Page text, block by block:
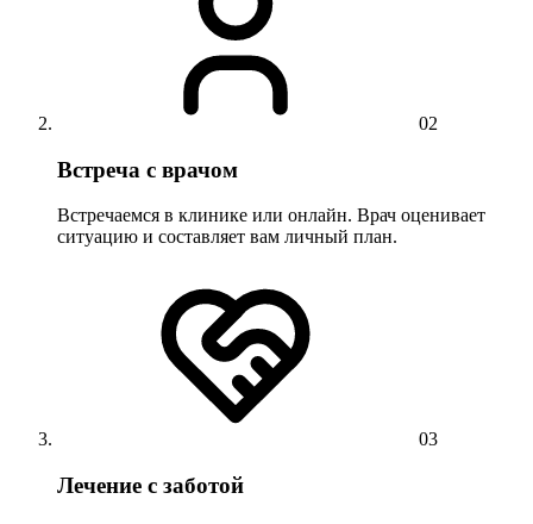
02
Встреча с врачом
Встречаемся в клинике или онлайн. Врач оценивает
ситуацию и составляет вам личный план.
03
Лечение с заботой